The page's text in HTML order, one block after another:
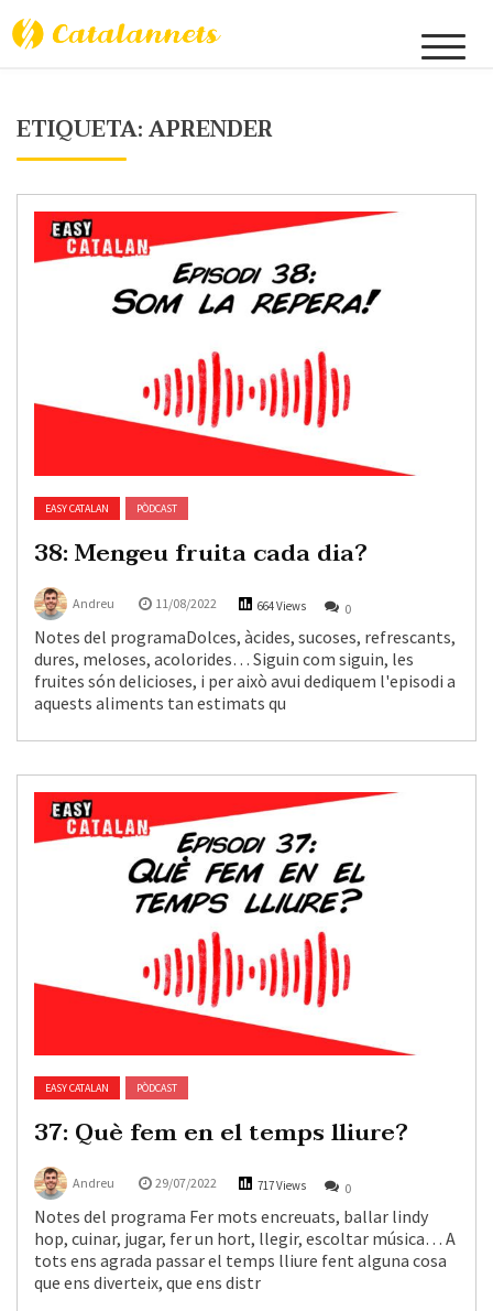
Skip
to
ETIQUETA:APRENDER
EASY CATALAN PÒDCAST
38: Mengeu fruita cada dia?
Andreu 11/08/2022 664 Views 0
Notes del programaDolces, àcides, sucoses, refrescants,
dures, meloses, acolorides… Siguin com siguin, les
fruites són delicioses, i per això avui dediquem l'episodi a
aquests aliments tan estimats qu
EASY CATALAN PÒDCAST
37: Què fem en el temps lliure?
Andreu 29/07/2022 717 Views 0
Notes del programa Fer mots encreuats, ballar lindy
hop, cuinar, jugar, fer un hort, llegir, escoltar música… A
tots ens agrada passar el temps lliure fent alguna cosa
que ens diverteix, que ens distr